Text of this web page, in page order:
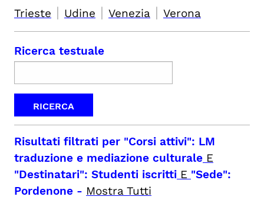
Trieste | Udine | Venezia | Verona
Ricerca testuale
Risultati filtrati per "Corsi attivi": LM
traduzione e mediazione culturale E
"Destinatari": Studenti iscritti E "Sede":
Pordenone - Mostra Tutti